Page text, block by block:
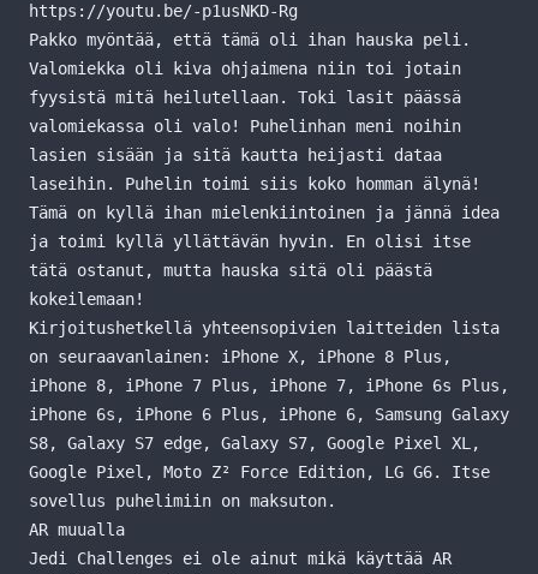
https://youtu.be/-p1usNKD-Rg
Pakko myöntää, että tämä oli ihan hauska peli.
Valomiekka oli kiva ohjaimena niin toi jotain
fyysistä mitä heilutellaan. Toki lasit päässä
valomiekassa oli valo! Puhelinhan meni noihin
lasien sisään ja sitä kautta heijasti dataa
laseihin. Puhelin toimi siis koko homman älynä!
Tämä on kyllä ihan mielenkiintoinen ja jännä idea
ja toimi kyllä yllättävän hyvin. En olisi itse
tätä ostanut, mutta hauska sitä oli päästä
kokeilemaan!
Kirjoitushetkellä yhteensopivien laitteiden lista
on seuraavanlainen: iPhone X, iPhone 8 Plus,
iPhone 8, iPhone 7 Plus, iPhone 7, iPhone 6s Plus,
iPhone 6s, iPhone 6 Plus, iPhone 6, Samsung Galaxy
S8, Galaxy S7 edge, Galaxy S7, Google Pixel XL,
Google Pixel, Moto Z² Force Edition, LG G6. Itse
sovellus puhelimiin on maksuton.
AR muualla
Jedi Challenges ei ole ainut mikä käyttää AR